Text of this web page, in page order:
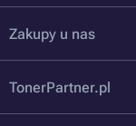
Zakupy u nas
TonerPartner.pl